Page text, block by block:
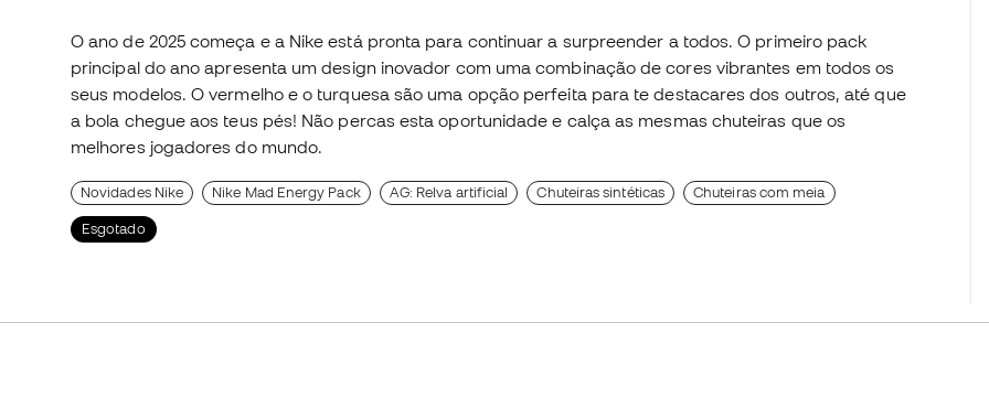
O ano de 2025 começa e a Nike está pronta para continuar a surpreender a todos. O primeiro pack
principal do ano apresenta um design inovador com uma combinação de cores vibrantes em todos os
seus modelos. O vermelho e o turquesa são uma opção perfeita para te destacares dos outros, até que
a bola chegue aos teus pés! Não percas esta oportunidade e calça as mesmas chuteiras que os
melhores jogadores do mundo.
Novidades Nike Nike Mad Energy Pack AG: Relva artificial Chuteiras sintéticas Chuteiras com meia
Esgotado